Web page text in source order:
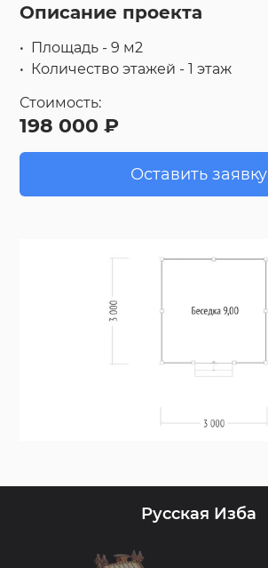
Описание проекта
Площадь - 9 м2
Количество этажей - 1 этаж
Стоимость:
198 000 ₽
Оставить заявку
Русская Изба